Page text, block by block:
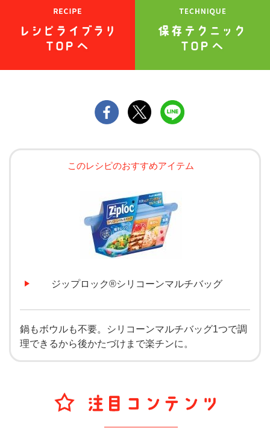
このレシピのおすすめアイテム
ジップロック®シリコーンマルチバッグ
鍋もボウルも不要。シリコーンマルチバッグ1つで調
理できるから後かたづけまで楽チンに。